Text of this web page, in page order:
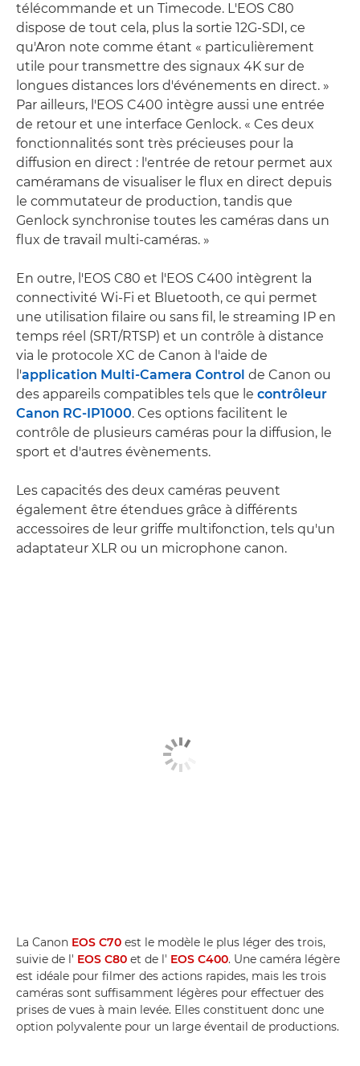
télécommande et un Timecode. L'EOS C80
dispose de tout cela, plus la sortie 12G-SDI, ce
qu'Aron note comme étant « particulièrement
utile pour transmettre des signaux 4K sur de
longues distances lors d'événements en direct. »
Par ailleurs, l'EOS C400 intègre aussi une entrée
de retour et une interface Genlock. « Ces deux
fonctionnalités sont très précieuses pour la
diffusion en direct : l'entrée de retour permet aux
caméramans de visualiser le flux en direct depuis
le commutateur de production, tandis que
Genlock synchronise toutes les caméras dans un
flux de travail multi-caméras. »
En outre, l'EOS C80 et l'EOS C400 intègrent la
connectivité Wi-Fi et Bluetooth, ce qui permet
une utilisation filaire ou sans fil, le streaming IP en
temps réel (SRT/RTSP) et un contrôle à distance
via le protocole XC de Canon à l'aide de
l'application Multi-Camera Control de Canon ou
des appareils compatibles tels que le contrôleur
Canon RC-IP1000. Ces options facilitent le
contrôle de plusieurs caméras pour la diffusion, le
sport et d'autres évènements.
Les capacités des deux caméras peuvent
également être étendues grâce à différents
accessoires de leur griffe multifonction, tels qu'un
adaptateur XLR ou un microphone canon.
La Canon EOS C70 est le modèle le plus léger des trois,
suivie de l' EOS C80 et de l' EOS C400. Une caméra légère
est idéale pour filmer des actions rapides, mais les trois
caméras sont suffisamment légères pour effectuer des
prises de vues à main levée. Elles constituent donc une
option polyvalente pour un large éventail de productions.